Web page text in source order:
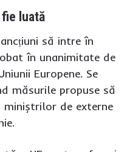
luată
să intre în
în unanimitate de
Europene. Se
măsurile propuse să
miniștrilor de externe